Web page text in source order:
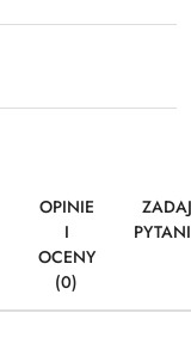
OPINIE
I
OCENY
(0)